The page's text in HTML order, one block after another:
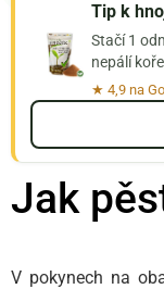
Tip k
Stačí 1
nepálí
★ 4,9 na
Jak
V pokynech na